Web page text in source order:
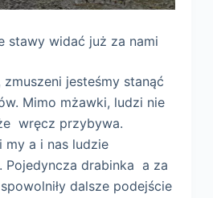
stawy widać już za nami
zmuszeni jesteśmy stanąć
Mimo mżawki, ludzi nie
wręcz przybywa.
my a i nas ludzie
Pojedyncza drabinka a za
dalsze podejście